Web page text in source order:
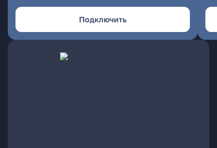
Подключить